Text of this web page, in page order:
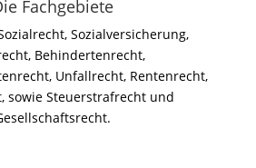
Fachgebiete
Sozialversicherung,
Behindertenrecht,
Unfallrecht, Rentenrecht,
sowie Steuerstrafrecht und